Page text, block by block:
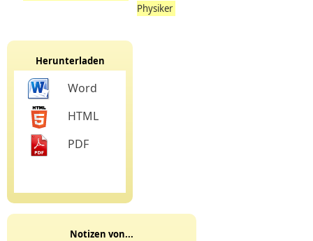
Physiker
Herunterladen
Word
HTML
PDF
Notizen von...